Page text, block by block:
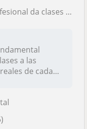
flamenca y acompañamiento al cante y baile
a las
de cada